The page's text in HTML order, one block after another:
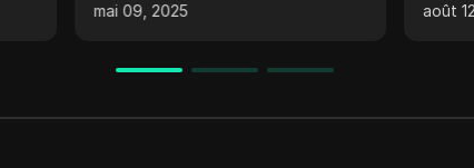
Wallet Airdrop.
mai 09, 2025 août